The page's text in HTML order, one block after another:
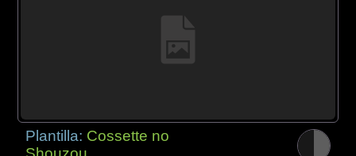
Plantilla: Cossette no